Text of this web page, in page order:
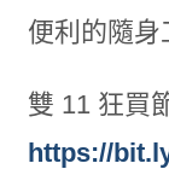
便利的隨身
雙 11 狂買
https://